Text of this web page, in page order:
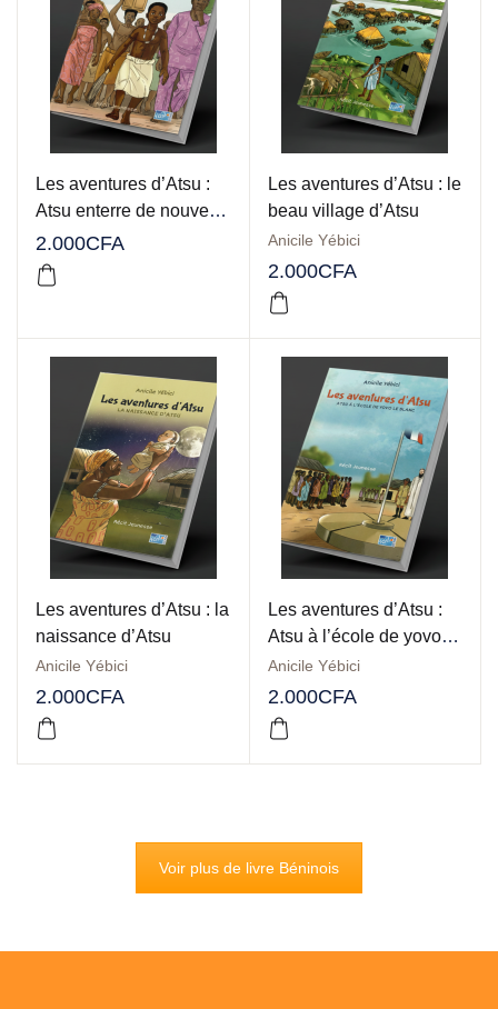
Les aventures d’Atsu :
Atsu enterre de nouveau
son père
2.000CFA
Les aventures d’Atsu : le
beau village d’Atsu
Anicile Yébici
2.000CFA
Les aventures d’Atsu : la
naissance d’Atsu
Anicile Yébici
2.000CFA
Les aventures d’Atsu :
Atsu à l’école de yovo le
blanc
Anicile Yébici
2.000CFA
Voir plus de livre Béninois